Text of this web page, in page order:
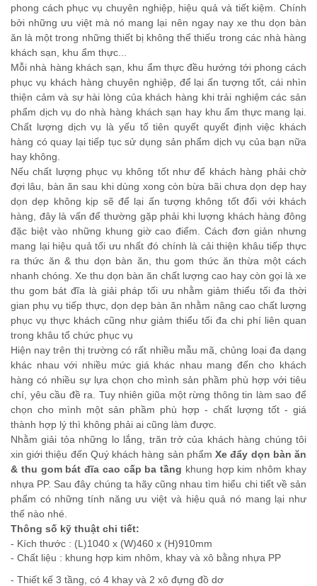
KHI
CHỌN
MUA
XE
THU
DỌN
BÀN
ĂN
CHẤT
LƯỢNG
CAO
KHI
CHỌN
MUA
XE
THU
DỌN
BÀN
ĂN
CHẤT
LƯỢNG
CAO
XE
THU
DỌN
BÀN
ĂN
CHẤT
LƯỢNG
CAO
MUA
XE
THU
DỌN
BÀN
ĂN
CHẤT
LƯỢNG
CAO
XE
THU
DỌN
BÀN
ĂN
CHẤT
LƯỢNG
CAO
DỌN
BÀN
ĂN
CHẤT
LƯỢNG
CAO
phong cách phục vụ chuyên nghiệp, hiệu quả và tiết kiệm. Chính
bởi những ưu việt mà nó mang lại nên ngay nay xe thu dọn bàn
ăn là một trong những thiết bị không thể thiếu trong các nhà hàng
khách sạn, khu ẩm thực...
Mỗi nhà hàng khách sạn, khu ẩm thực đều hướng tới phong cách
phục vụ khách hàng chuyên nghiệp, để lại ấn tượng tốt, cái nhìn
thiện cảm và sự hài lòng của khách hàng khi trải nghiệm các sản
phẩm dịch vụ do nhà hàng khách sạn hay khu ẩm thực mang lại.
Chất lượng dịch vụ là yếu tố tiên quyết quyết định việc khách
hàng có quay lại tiếp tục sử dụng sản phẩm dịch vụ của bạn nữa
hay không.
Nếu chất lượng phục vụ không tốt như để khách hàng phải chờ
đợi lâu, bàn ăn sau khi dùng xong còn bừa bãi chưa dọn dẹp hay
dọn dẹp không kịp sẽ để lại ấn tượng không tốt đối với khách
hàng, đây là vấn để thường gặp phải khi lượng khách hàng đông
đặc biệt vào những khung giờ cao điểm. Cách đơn giản nhưng
mang lại hiệu quả tối ưu nhất đó chính là cải thiện khâu tiếp thực
ra thức ăn & thu dọn bàn ăn, thu gom thức ăn thừa một cách
nhanh chóng. Xe thu dọn bàn ăn chất lượng cao hay còn gọi là xe
thu gom bát đĩa là giải pháp tối ưu nhằm giảm thiểu tối đa thời
gian phụ vụ tiếp thực, dọn dẹp bàn ăn nhằm nâng cao chất lượng
phục vụ thực khách cũng như giảm thiểu tối đa chi phí liên quan
trong khâu tổ chức phục vụ
Hiện nay trên thị trường có rất nhiều mẫu mã, chủng loại đa dạng
khác nhau với nhiều mức giá khác nhau mang đến cho khách
hàng có nhiều sự lựa chọn cho mình sản phầm phù hợp với tiêu
chí, yêu cầu đề ra. Tuy nhiên giũa một rừng thông tin làm sao để
chọn cho mình một sản phầm phù hợp - chất lượng tốt - giá
thành hợp lý thì không phải ai cũng làm được.
Nhằm giải tỏa những lo lắng, trăn trở của khách hàng chúng tôi
xin giới thiệu đến Quý khách hàng sản phẩmXe đẩy dọn bàn ăn
& thu gom bát đĩa cao cấp ba tầng khung hợp kim nhôm khay
nhựa PP. Sau đây chúng ta hãy cũng nhau tìm hiểu chi tiết về sản
phẩm có những tính năng ưu việt và hiệu quả nó mang lại như
thế nào nhé.
Thông số kỹ thuật chi tiết:
- Kích thước : (L)1040 x (W)460 x (H)910mm
- Chất liệu : khung hợp kim nhôm, khay và xô bằng nhựa PP
- Thiết kế 3 tầng, có 4 khay và 2 xô đựng đồ dơ